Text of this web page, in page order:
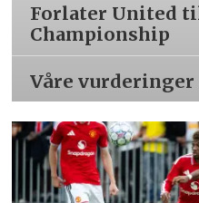
Forlater United
Championship
Våre vurderinger